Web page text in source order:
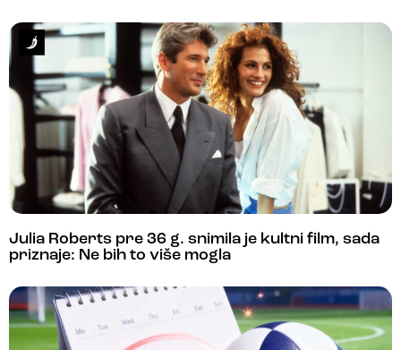
Julia Roberts pre 36 g. snimila je kultni film, sada
priznaje: Ne bih to više mogla